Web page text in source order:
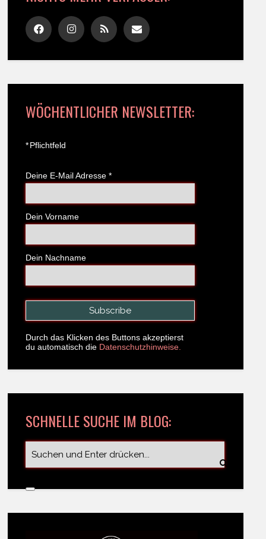
WÖCHENTLICHER NEWSLETTER:
*Pflichtfeld
Deine E-Mail Adresse *
Dein Vorname
Dein Nachname
Durch das Klicken des Buttons akzeptierst
du automatisch die Datenschutzhinweise.
SCHNELLE SUCHE IM BLOG: